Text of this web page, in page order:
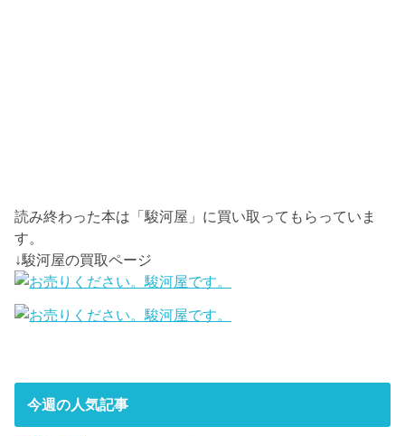
読み終わった本は「駿河屋」に買い取ってもらっていま
す。
↓駿河屋の買取ページ
今週の人気記事